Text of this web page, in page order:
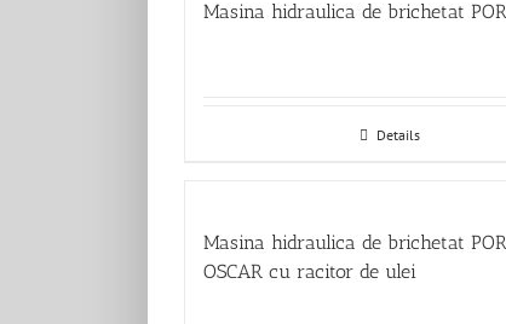
Masina hidraulica de brichetat POR
Details
Masina hidraulica de brichetat
OSCAR cu racitor de ulei